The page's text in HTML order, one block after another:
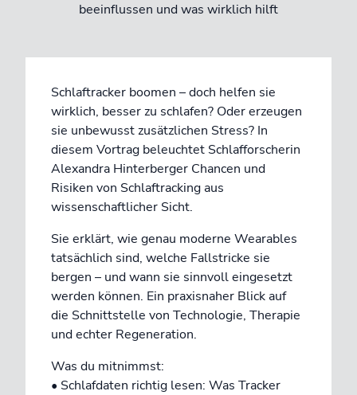
beeinflussen und was wirklich hilft
Schlaftracker boomen – doch helfen sie
wirklich, besser zu schlafen? Oder erzeugen
sie unbewusst zusätzlichen Stress? In
diesem Vortrag beleuchtet Schlafforscherin
Alexandra Hinterberger Chancen und
Risiken von Schlaftracking aus
wissenschaftlicher Sicht.
Sie erklärt, wie genau moderne Wearables
tatsächlich sind, welche Fallstricke sie
bergen – und wann sie sinnvoll eingesetzt
werden können. Ein praxisnaher Blick auf
die Schnittstelle von Technologie, Therapie
und echter Regeneration.
Was du mitnimmst:
• Schlafdaten richtig lesen: Was Tracker